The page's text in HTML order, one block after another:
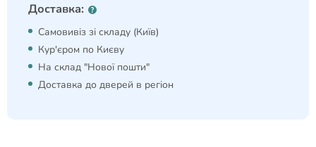
Доставка:
Самовивіз зі складу (Київ)
Кур'єром по Києву
На склад "Нової пошти"
Доставка до дверей в регіон